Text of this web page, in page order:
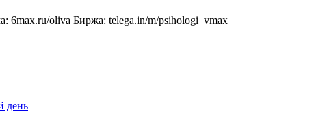
6max.ru/oliva Биржа: telega.in/m/psihologi_vmax
день